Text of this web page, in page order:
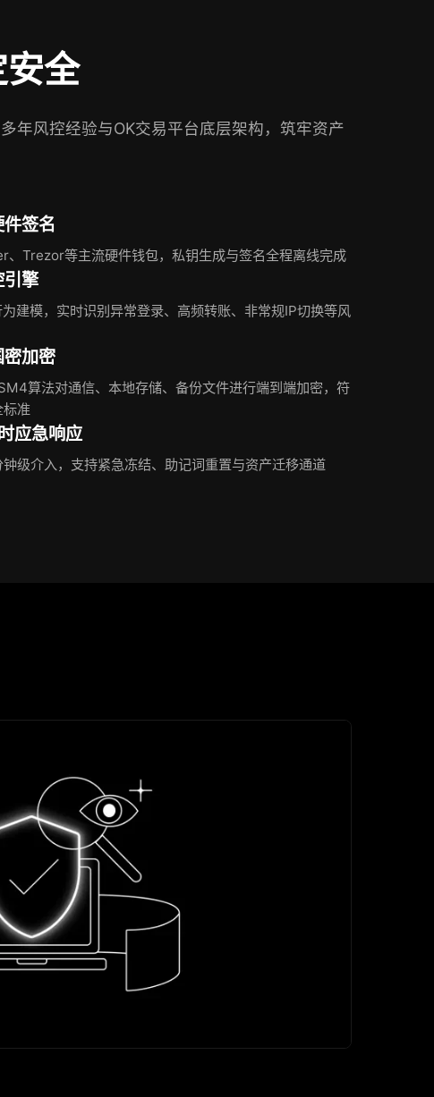
全
年风控经验与OK交易平台底层架构，筑牢资产
签名
、Trezor等主流硬件钱包，私钥生成与签名全程离线完成
引擎
建模，实时识别异常登录、高频转账、非常规IP切换等风
加密
算法对通信、本地存储、备份文件进行端到端加密，符
标准
应急响应
钟级介入，支持紧急冻结、助记词重置与资产迁移通道